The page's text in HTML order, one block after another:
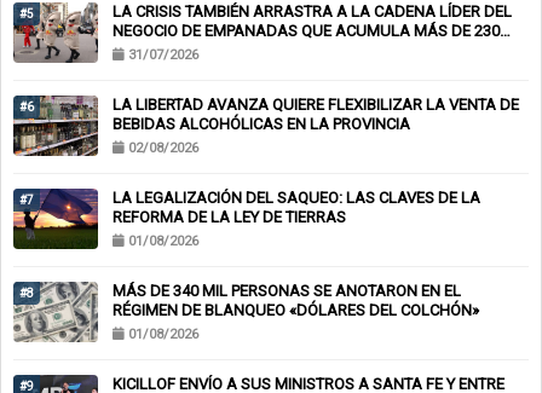
#5
LA CRISIS TAMBIÉN ARRASTRA A LA CADENA LÍDER DEL
NEGOCIO DE EMPANADAS QUE ACUMULA MÁS DE 230
CHEQUES RECHAZADOS Y PONE EN RIESGO CIENTOS DE
31/07/2026
#6
LA LIBERTAD AVANZA QUIERE FLEXIBILIZAR LA VENTA DE
BEBIDAS ALCOHÓLICAS EN LA PROVINCIA
02/08/2026
#7
LA LEGALIZACIÓN DEL SAQUEO: LAS CLAVES DE LA
REFORMA DE LA LEY DE TIERRAS
01/08/2026
#8
MÁS DE 340 MIL PERSONAS SE ANOTARON EN EL
RÉGIMEN DE BLANQUEO «DÓLARES DEL COLCHÓN»
01/08/2026
#9 KICILLOF ENVÍO A SUS MINISTROS A SANTA FE Y ENTRE